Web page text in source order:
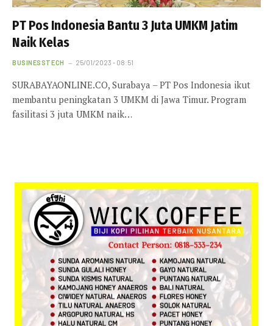
PT Pos Indonesia Bantu 3 Juta UMKM Jatim
Naik Kelas
BUSINESSTECH 25/01/2023 - 08:51
SURABAYAONLINE.CO, Surabaya – PT Pos Indonesia ikut
membantu peningkatan 3 UMKM di Jawa Timur. Program
fasilitasi 3 juta UMKM naik…